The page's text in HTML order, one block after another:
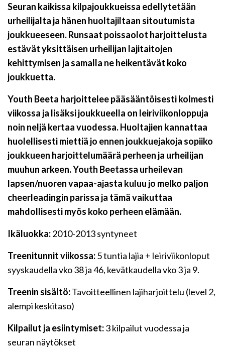
Seuran kaikissa kilpajoukkueissa edellytetään
urheilijalta ja hänen huoltajiltaan sitoutumista
joukkueeseen. Runsaat poissaolot harjoittelusta
estävät yksittäisen urheilijan lajitaitojen
kehittymisen ja samalla ne heikentävät koko
joukkuetta.
Youth Beeta harjoittelee pääsääntöisesti kolmesti
viikossa ja lisäksi joukkueella on leiriviikonloppuja
noin neljä kertaa vuodessa. Huoltajien kannattaa
huolellisesti miettiä jo ennen joukkuejakoja sopiiko
joukkueen harjoittelumäärä perheen ja urheilijan
muuhun arkeen. Youth Beetassa urheilevan
lapsen/nuoren vapaa-ajasta kuluu jo melko paljon
cheerleadingin parissa ja tämä vaikuttaa
mahdollisesti myös koko perheen elämään.
Ikäluokka:2010-2013 syntyneet
Treenitunnit viikossa:5 tuntia lajia + leiriviikonloput
syyskaudella vko 38 ja 46, kevätkaudella vko 3 ja 9.
Treenin sisältö:Tavoitteellinen lajiharjoittelu (level 2,
alempi keskitaso)
Kilpailut ja esiintymiset:3 kilpailut vuodessa ja
seuran näytökset